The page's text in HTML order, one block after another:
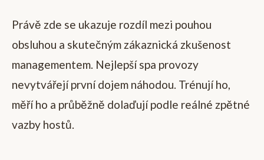
Právě zde se ukazuje rozdíl mezi pouhou
obsluhou a skutečným zákaznická zkušenost
managementem. Nejlepší spa provozy
nevytvářejí první dojem náhodou. Trénují ho,
měří ho a průběžně dolaďují podle reálné zpětné
vazby hostů.